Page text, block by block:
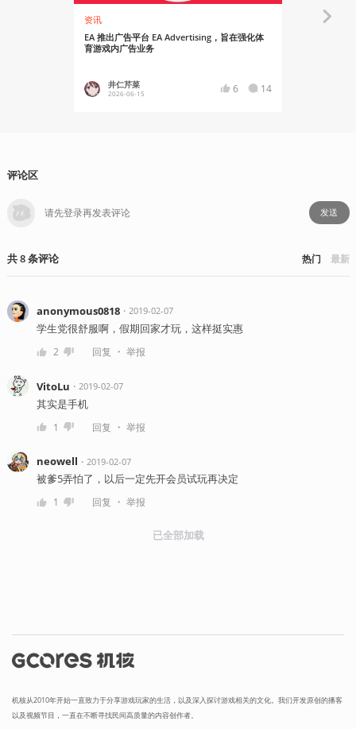
资讯
EA 推出广告平台 EA Advertising，旨在强化体
育游戏内广告业务
井仁芹菜
2026-06-15 6 14
评论区
发送
共8条评论 热门 最新
anonymous0818・ 2019-02-07
学生党很舒服啊，假期回家才玩，这样挺实惠
2 回复 ・ 举报
VitoLu ・ 2019-02-07
其实是手机
1 回复 ・ 举报
neowell ・ 2019-02-07
被爹5弄怕了，以后一定先开会员试玩再决定
1 回复 ・ 举报
已全部加载
机核从2010年开始一直致力于分享游戏玩家的生活，以及深入探讨游戏相关的文化。我们开发原创的播客
以及视频节目，一直在不断寻找民间高质量的内容创作者。